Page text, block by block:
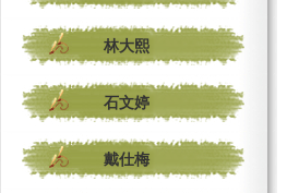
林大熙
石文婷
戴仕梅